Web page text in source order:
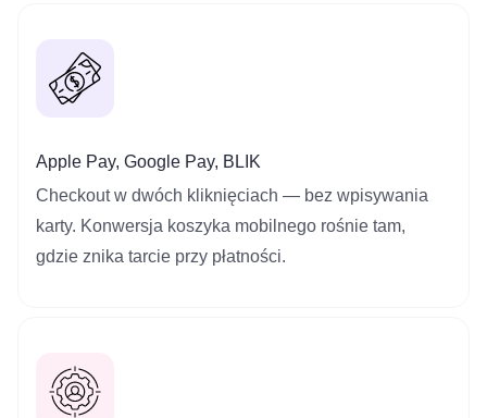
Apple Pay, Google Pay, BLIK
Checkout w dwóch kliknięciach — bez wpisywania
karty. Konwersja koszyka mobilnego rośnie tam,
gdzie znika tarcie przy płatności.